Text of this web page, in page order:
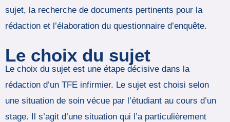
sujet, la recherche de documents pertinents pour la
rédaction et l’élaboration du questionnaire d’enquête.
Le choix du sujet
Le choix du sujet est une étape décisive dans la
rédaction d’un TFE infirmier. Le sujet est choisi selon
une situation de soin vécue par l’étudiant au cours d’un
stage. Il s’agit d’une situation qui l’a particulièrement